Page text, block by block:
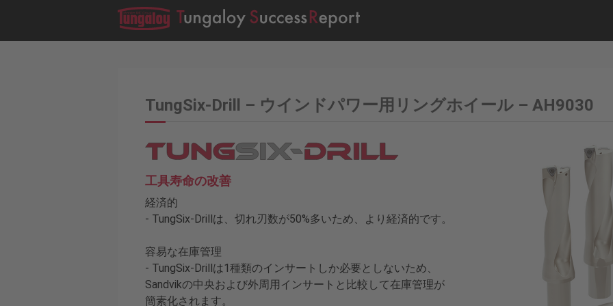
TungSix-Drill – ウインドパワー用リングホイール – AH9030
工具寿命の改善
経済的
- TungSix-Drillは、切れ刃数が50%多いため、より経済的です。
容易な在庫管理
- TungSix-Drillは1種類のインサートしか必要としないため、
Sandvikの中央および外周用インサートと比較して在庫管理が
簡素化されます。